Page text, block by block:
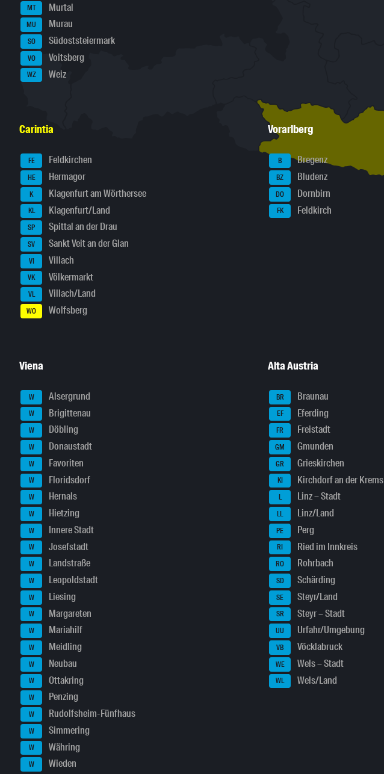
MT Murtal
MU Murau
SO Südoststeiermark
VO Voitsberg
WZ Weiz
Carintia
FE Feldkirchen
HE Hermagor
K Klagenfurt am Wörthersee
KL Klagenfurt/Land
SP Spittal an der Drau
SV Sankt Veit an der Glan
VI Villach
VK Völkermarkt
VL Villach/Land
WO Wolfsberg
Vorarlberg
B Bregenz
BZ Bludenz
DO Dornbirn
FK Feldkirch
Viena
W Alsergrund
W Brigittenau
W Döbling
W Donaustadt
W Favoriten
W Floridsdorf
W Hernals
W Hietzing
W Innere Stadt
W Josefstadt
W Landstraße
W Leopoldstadt
W Liesing
W Margareten
W Mariahilf
W Meidling
W Neubau
W Ottakring
W Penzing
W Rudolfsheim-Fünfhaus
W Simmering
W Währing
W Wieden
Alta Austria
BR Braunau
EF Eferding
FR Freistadt
GM Gmunden
GR Grieskirchen
KI Kirchdorf an der Krems
L Linz – Stadt
LL Linz/Land
PE Perg
RI Ried im Innkreis
RO Rohrbach
SD Schärding
SE Steyr/Land
SR Steyr – Stadt
UU Urfahr/Umgebung
VB Vöcklabruck
WE Wels – Stadt
WL Wels/Land